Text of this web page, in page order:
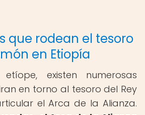
que rodean el tesoro
en Etiopía
existen numerosas
en torno al tesoro del Rey
el Arca de la Alianza.